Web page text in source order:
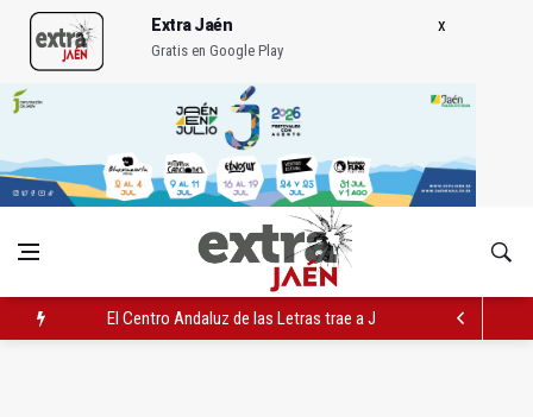
Extra Jaén
Gratis en Google Play
El Centro Andaluz de las Letras trae a Jaén al filósofo Omar